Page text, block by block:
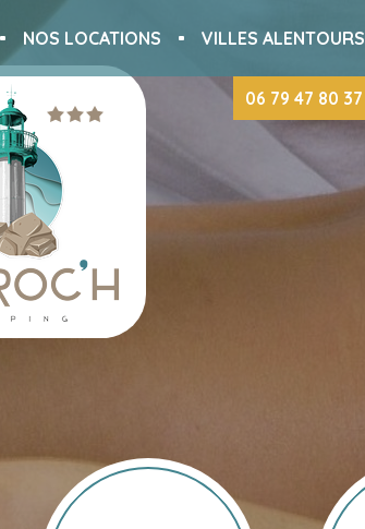
06 79 47 80 37
NOS LOCATIONS VILLES ALENTOURS